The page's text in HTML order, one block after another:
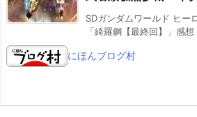
SDガンダムワールド ヒー
「綺羅鋼【最終回】」感
にほんブログ村